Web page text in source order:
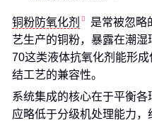
铜粉防氧化剂
是常被忽略
艺生产的铜粉，暴露在潮
70这类液体抗氧化剂能形
结工艺的兼容性。
系统集成的核心在于平衡
应略低于分级机处理能力